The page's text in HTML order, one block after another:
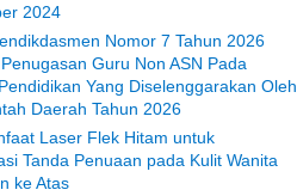
2024
Nomor 7 Tahun 2026
Guru Non ASN Pada
Yang Diselenggarakan Oleh
Daerah Tahun 2026
Laser Flek Hitam untuk
Tanda Penuaan pada Kulit Wanita
ke Atas